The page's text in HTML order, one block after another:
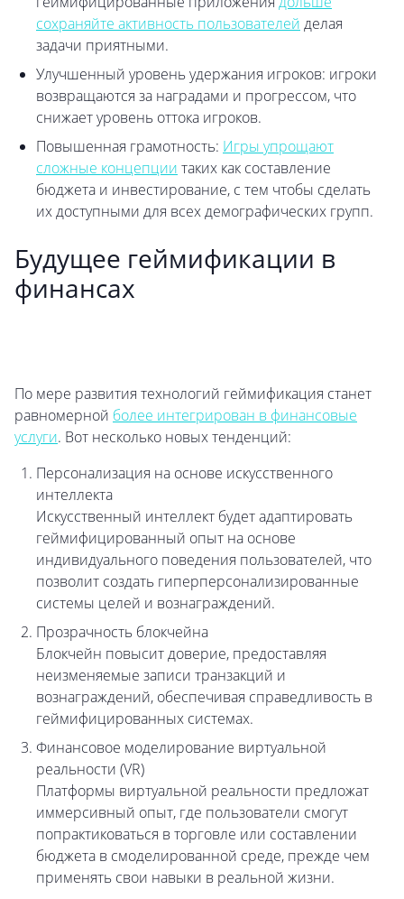
сохраняйте активность пользователей делая
задачи приятными.
Улучшенный уровень удержания игроков: игроки
возвращаются за наградами и прогрессом, что
снижает уровень оттока игроков.
Повышенная грамотность: Игры упрощают
сложные концепции таких как составление
бюджета и инвестирование, с тем чтобы сделать
их доступными для всех демографических групп.
Будущее геймификации в
финансах
По мере развития технологий геймификация станет
равномерной более интегрирован в финансовые
услуги. Вот несколько новых тенденций:
Персонализация на основе искусственного
интеллекта
Искусственный интеллект будет адаптировать
геймифицированный опыт на основе
индивидуального поведения пользователей, что
позволит создать гиперперсонализированные
системы целей и вознаграждений.
Прозрачность блокчейна
Блокчейн повысит доверие, предоставляя
неизменяемые записи транзакций и
вознаграждений, обеспечивая справедливость в
геймифицированных системах.
Финансовое моделирование виртуальной
реальности (VR)
Платформы виртуальной реальности предложат
иммерсивный опыт, где пользователи смогут
попрактиковаться в торговле или составлении
бюджета в смоделированной среде, прежде чем
применять свои навыки в реальной жизни.